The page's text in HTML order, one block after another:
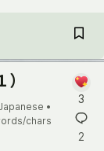
•
chars
3
2